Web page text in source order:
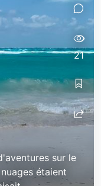
sur le
étaient
21